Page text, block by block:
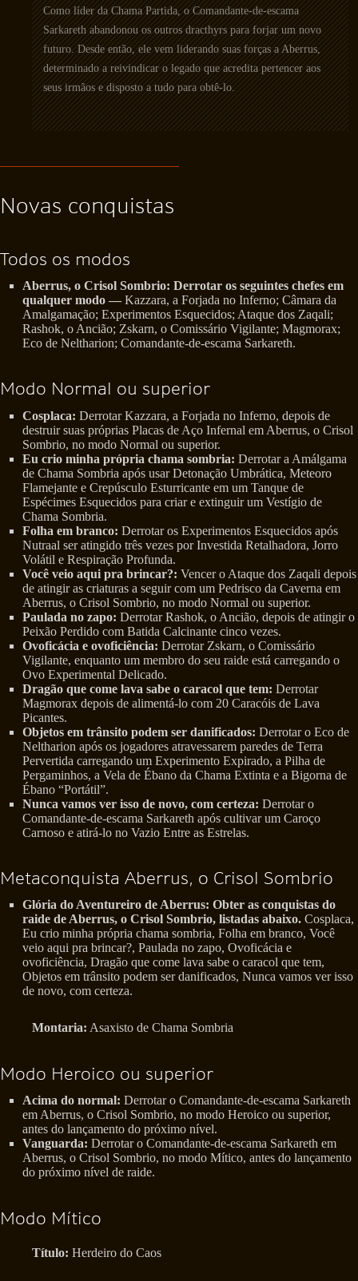
Como líder da Chama Partida, o Comandante-de-escama
Sarkareth abandonou os outros dracthyrs para forjar um novo
futuro. Desde então, ele vem liderando suas forças a Aberrus,
determinado a reivindicar o legado que acredita pertencer aos
seus irmãos e disposto a tudo para obtê-lo.
Novas conquistas
Todos os modos
Aberrus, o Crisol Sombrio: Derrotar os seguintes chefes em
qualquer modo — Kazzara, a Forjada no Inferno; Câmara da
Amalgamação; Experimentos Esquecidos; Ataque dos Zaqali;
Rashok, o Ancião; Zskarn, o Comissário Vigilante; Magmorax;
Eco de Neltharion; Comandante-de-escama Sarkareth.
Modo Normal ou superior
Cosplaca: Derrotar Kazzara, a Forjada no Inferno, depois de
destruir suas próprias Placas de Aço Infernal em Aberrus, o Crisol
Sombrio, no modo Normal ou superior.
Eu crio minha própria chama sombria: Derrotar a Amálgama
de Chama Sombria após usar Detonação Umbrática, Meteoro
Flamejante e Crepúsculo Esturricante em um Tanque de
Espécimes Esquecidos para criar e extinguir um Vestígio de
Chama Sombria.
Folha em branco: Derrotar os Experimentos Esquecidos após
Nutraal ser atingido três vezes por Investida Retalhadora, Jorro
Volátil e Respiração Profunda.
Você veio aqui pra brincar?: Vencer o Ataque dos Zaqali depois
de atingir as criaturas a seguir com um Pedrisco da Caverna em
Aberrus, o Crisol Sombrio, no modo Normal ou superior.
Paulada no zapo: Derrotar Rashok, o Ancião, depois de atingir o
Peixão Perdido com Batida Calcinante cinco vezes.
Ovoficácia e ovoficiência: Derrotar Zskarn, o Comissário
Vigilante, enquanto um membro do seu raide está carregando o
Ovo Experimental Delicado.
Dragão que come lava sabe o caracol que tem: Derrotar
Magmorax depois de alimentá-lo com 20 Caracóis de Lava
Picantes.
Objetos em trânsito podem ser danificados: Derrotar o Eco de
Neltharion após os jogadores atravessarem paredes de Terra
Pervertida carregando um Experimento Expirado, a Pilha de
Pergaminhos, a Vela de Ébano da Chama Extinta e a Bigorna de
Ébano “Portátil”.
Nunca vamos ver isso de novo, com certeza: Derrotar o
Comandante-de-escama Sarkareth após cultivar um Caroço
Carnoso e atirá-lo no Vazio Entre as Estrelas.
Metaconquista Aberrus, o Crisol Sombrio
Glória do Aventureiro de Aberrus: Obter as conquistas do
raide de Aberrus, o Crisol Sombrio, listadas abaixo. Cosplaca,
Eu crio minha própria chama sombria, Folha em branco, Você
veio aqui pra brincar?, Paulada no zapo, Ovoficácia e
ovoficiência, Dragão que come lava sabe o caracol que tem,
Objetos em trânsito podem ser danificados, Nunca vamos ver isso
de novo, com certeza.
Montaria: Asaxisto de Chama Sombria
Modo Heroico ou superior
Acima do normal: Derrotar o Comandante-de-escama Sarkareth
em Aberrus, o Crisol Sombrio, no modo Heroico ou superior,
antes do lançamento do próximo nível.
Vanguarda: Derrotar o Comandante-de-escama Sarkareth em
Aberrus, o Crisol Sombrio, no modo Mítico, antes do lançamento
do próximo nível de raide.
Modo Mítico
Título: Herdeiro do Caos